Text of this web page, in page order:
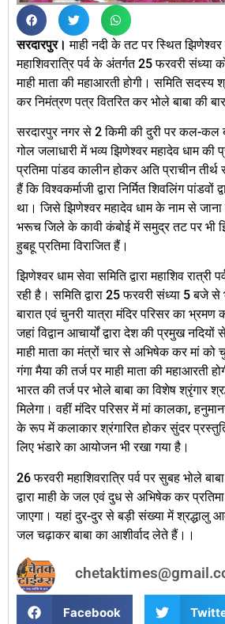
सरदारपुर। माही नदी के तट पर स्थित झिणेश्वर
महाशिवरात्रि पर्व के अंतर्गत 25 फरवरी संध्या
माही माता की महाआरती होगी। समिति
कर निमंत्रण पत्र वितरित कर भोले बाबा की
सरदारपुर नगर से 2 किमी की दुरी पर कल-कल
गोल जलाधारी में भव्य झिणेश्वर महादेव धाम की
प्रतिमा पांडव कालीन होकर अति प्राचीन
हैं कि विश्वकर्माजी द्वारा निर्मित शिवलिंग पांडवों
था। जिसे झिणेश्वर महादेव धाम के नाम से
भरूच जिले के कावी कंबोई में समुद्र तट पर भी
हुबहू प्रतिमा विराजित हैं।
झिणेश्वर धाम सेवा समिति द्वारा महाशिव रात्री
रही है। समिति द्वारा 25 फरवरी संध्या 5 बजे से
बारात एवं चुनरी यात्रा मंदिर परिसर का भ्रमण
जहां विद्वान आचार्यों द्वारा देश की प्रमुख
माही माता का मंत्रों चार से अभिषेक कर मां को
गंगा मैया की तर्ज पर माही माता की महाआरती
भारत की तर्ज पर भोले बाबा का विशेष श्रृंगार
मिलेगा। वहीं मंदिर परिसर में मां कालका,
के रूप में कलाकार श्रंगारित होकर सुंदर
लिए भंडारे का आयोजन भी रखा गया है।
26 फरवरी महाशिवरात्रि पर्व पर सुबह भोले
द्वारा माही के जल एवं दुध से अभिषेक कर
जाएगा। यहां दुर-दुर से बड़ी संख्या में श्रद्धालु
जल चढ़ाकर बाबा का आशीर्वाद लेते हैं।।
Facebook